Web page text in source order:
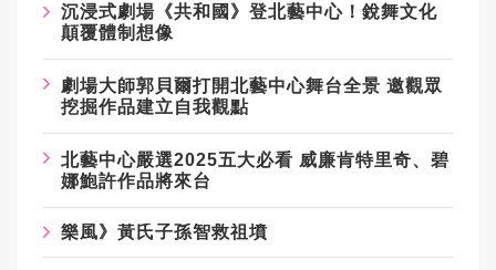
沉浸式劇場《共和國》登北藝中心！銳舞文化
顛覆體制想像
劇場大師郭貝爾打開北藝中心舞台全景 邀觀眾
挖掘作品建立自我觀點
北藝中心嚴選2025五大必看 威廉肯特里奇、碧
娜鮑許作品將來台
樂風》黃氏子孫智救祖墳